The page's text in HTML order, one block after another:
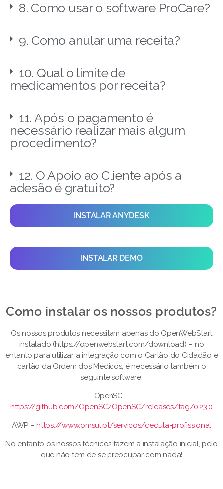
8. Como usar o software ProCare?
9. Como anular uma receita?
10. Qual o limite de
medicamentos por receita?
11. Após o pagamento é
necessário realizar mais algum
procedimento?
12. O Apoio ao Cliente após a
adesão é gratuito?
INSTALAR ANYDESK
INSTALAR DEMO
Como instalar os nossos produtos?​
Os nossos produtos necessitam apenas do OpenWebStart
instalado (https://openwebstart.com/download) – no
entanto para utilizar a integração com o Cartão do Cidadão e
cartão da Ordem dos Médicos, é necessário também o
seguinte software:
OpenSC –
https://github.com/OpenSC/OpenSC/releases/tag/0.23.0
AWP – https://www.omsul.pt/servicos/cedula-profissional
No entanto os nossos técnicos fazem a instalação inicial, pelo
que não tem de se preocupar com nada!